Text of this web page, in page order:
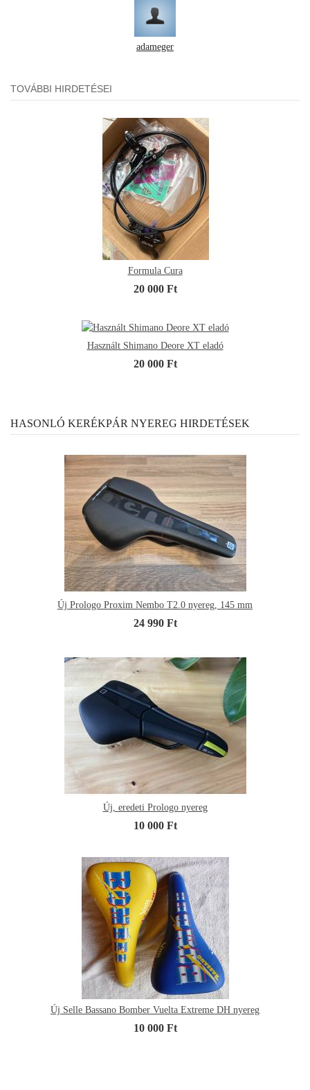
adameger
TOVÁBBI HIRDETÉSEI
Formula Cura
20 000 Ft
Használt Shimano Deore XT eladó
20 000 Ft
HASONLÓ KERÉKPÁR NYEREG HIRDETÉSEK
Új Prologo Proxim Nembo T2.0 nyereg, 145 mm
24 990 Ft
Új, eredeti Prologo nyereg
10 000 Ft
Új Selle Bassano Bomber Vuelta Extreme DH nyereg
10 000 Ft